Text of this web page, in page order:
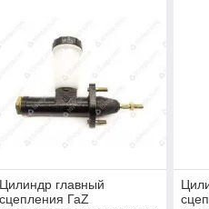
Цилиндр главный
сцепления ГаZ